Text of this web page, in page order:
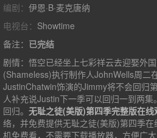
编剧： 伊恩·B·麦克唐纳
电视台： Showtime
备注： 已完结
剧情： 悟空已经坐上七彩祥云去迎娶外
(Shameless)执行制作人JohnWells周二
JustinChatwin饰演的Jimmy将不会回归
人补充说Justin下一季可以回归一到两
回归。 无耻之徒(美版)第四季完整版在线
络，并免费提供无耻之徒(美版)第四季在
机免费看，不需要下载播放器，方便广